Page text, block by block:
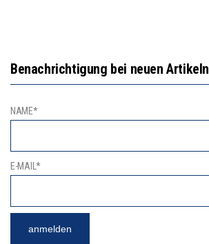
Benachrichtigung bei neuen Artikeln
NAME*
E-MAIL*